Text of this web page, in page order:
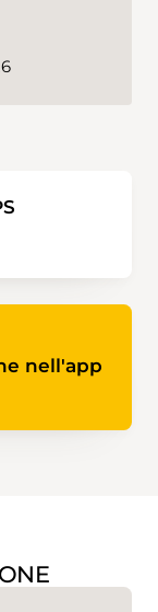
nell'app